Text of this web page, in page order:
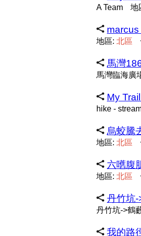
A Team 地
地區: 北區
馬灣
馬灣臨海廣
My
hike -
烏蛟騰
地區: 北區
六嚿腹
地區: 北區
丹竹坑-
丹竹坑->鶴
我的路